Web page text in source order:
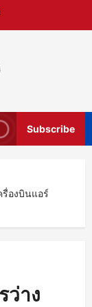
Subscribe
องบินแอร์
ว่าง